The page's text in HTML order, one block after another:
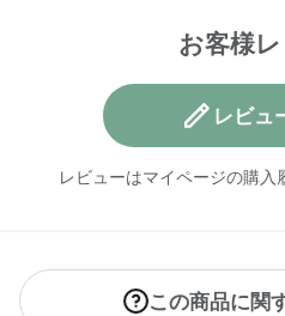
＜ファブリックソフナー(シトラ
洗濯量に応じて使用量を調整し
水量45Lに対しキャップ1杯
適量を歯ブラシにとり、ブラッ
スポンジに原液を適量つけて泡
お客様
レビュ
レビューはマイページの購
この商品に関